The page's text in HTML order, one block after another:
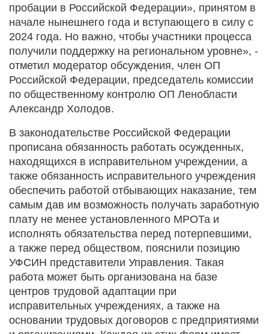
пробации в Российской Федерации», принятом в
начале нынешнего года и вступающего в силу с
2024 года. Но важно, чтобы участники процесса
получили поддержку на региональном уровне», -
отметил модератор обсуждения, член ОП
Российской Федерации, председатель комиссии
по общественному контролю ОП Ленобласти
Александр Холодов.
В законодательстве Российской Федерации
прописана обязанность работать осужденных,
находящихся в исправительном учреждении, а
также обязанность исправительного учреждения
обеспечить работой отбывающих наказание, тем
самым дав им возможность получать заработную
плату не менее установленного МРОТа и
исполнять обязательства перед потерпевшими,
а также перед обществом, пояснили позицию
УФСИН представители Управления. Такая
работа может быть организована на базе
центров трудовой адаптации при
исправительных учреждениях, а также на
основании трудовых договоров с предприятиями